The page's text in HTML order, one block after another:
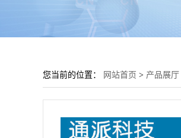
您当前的位置： 网站首页 > 产品展厅